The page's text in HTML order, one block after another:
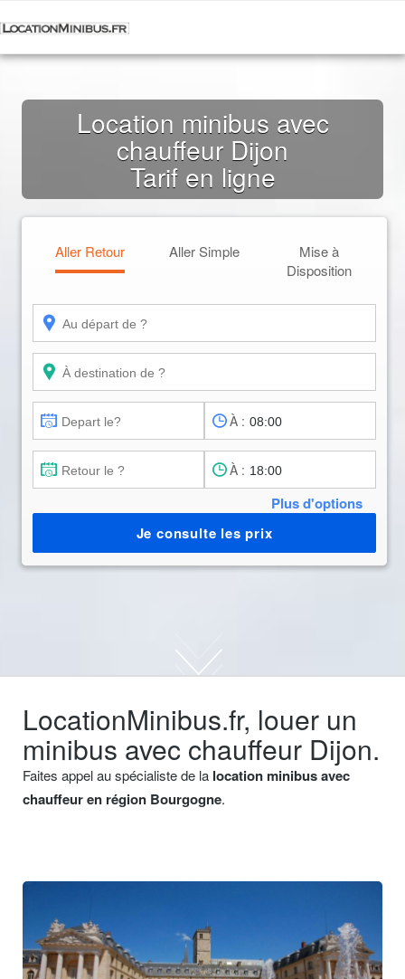
Location minibus avec
chauffeur Dijon
Tarif en ligne
Aller Retour Aller Simple
Mise à
Disposition
À :
À :
Plus d'options
Je consulte les prix
LocationMinibus.fr, louer un
minibus avec chauffeur Dijon.
Faites appel au spécialiste de la location minibus avec
chauffeur en région Bourgogne.